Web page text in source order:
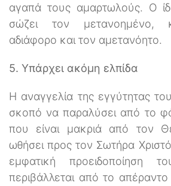
αγαπά τους αμαρτωλούς. Ο
σώζει τον μετανοημένο,
αδιάφορο και τον αμετανόητο.
5. Υπάρχει ακόμη ελπίδα
Η αναγγελία της εγγύτητας
σκοπό να παραλύσει από το
που είναι μακριά από τον
ωθήσει προς τον Σωτήρα
εμφατική προειδοποίηση
περιβάλλεται από το